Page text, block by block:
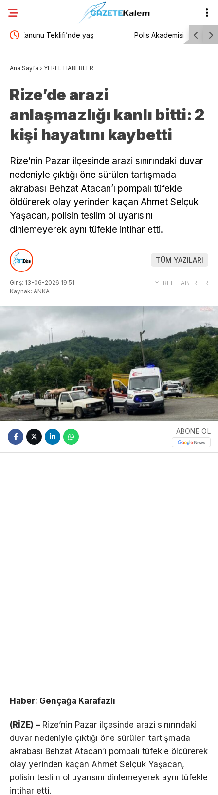
Polis Akademisi 3 bin 250 PMYO öğrencisi alacak Tayfun
Ana Sayfa › YEREL HABERLER
Rize’de arazi
anlaşmazlığı kanlı bitti: 2
kişi hayatını kaybetti
Rize’nin Pazar ilçesinde arazi sınırındaki duvar
nedeniyle çıktığı öne sürülen tartışmada
akrabası Behzat Atacan’ı pompalı tüfekle
öldürerek olay yerinden kaçan Ahmet Selçuk
Yaşacan, polisin teslim ol uyarısını
dinlemeyerek aynı tüfekle intihar etti.
TÜM YAZILARI
Giriş: 13-06-2026 19:51
Kaynak: ANKA
YEREL HABERLER
ABONE OL
Haber: Gençağa Karafazlı
(RİZE) – Rize’nin Pazar ilçesinde arazi sınırındaki
duvar nedeniyle çıktığı öne sürülen tartışmada
akrabası Behzat Atacan’ı pompalı tüfekle öldürerek
olay yerinden kaçan Ahmet Selçuk Yaşacan,
polisin teslim ol uyarısını dinlemeyerek aynı tüfekle
intihar etti.